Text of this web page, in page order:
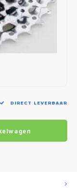
DIRECT LEVERBAAR